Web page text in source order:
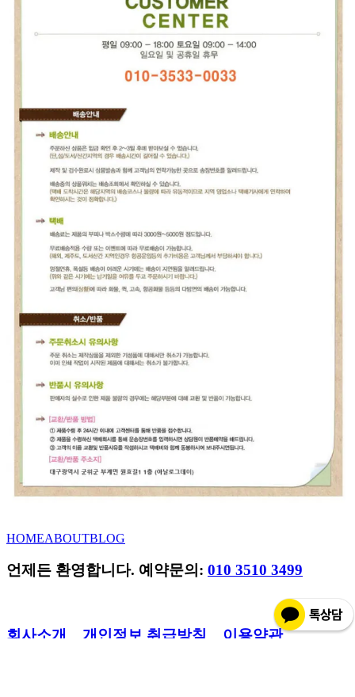
HOMEABOUTBLOG
언제든 환영합니다. 예약문의: 010 3510 3499
회사소개 개인정보 취급방침 이용약관